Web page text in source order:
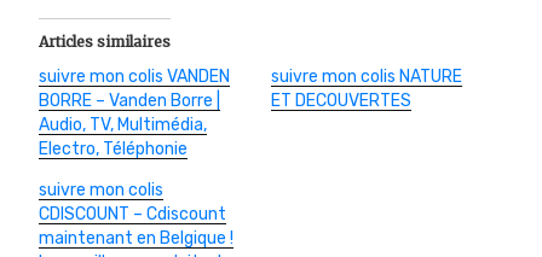
Articles similaires
suivre mon colis VANDEN
BORRE – Vanden Borre |
Audio, TV, Multimédia,
Electro, Téléphonie
suivre mon colis NATURE
ET DECOUVERTES
suivre mon colis
CDISCOUNT – Cdiscount
maintenant en Belgique !